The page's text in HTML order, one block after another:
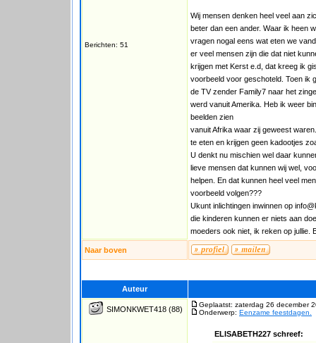
Berichten: 51
Wij mensen denken heel veel aan
beter dan een ander. Waar ik heen
vragen nogal eens wat eten we
er veel mensen zijn die dat niet
krijgen met Kerst e.d, dat kreeg ik
voorbeeld voor geschoteld. Toen ik
de TV zender Family7 naar het
werd vanuit Amerika. Heb ik weer
beelden zien
vanuit Afrika waar zij geweest
te eten en krijgen geen kadootjes
U denkt nu mischien wel daar
lieve mensen dat kunnen wij wel,
helpen. En dat kunnen heel veel
voorbeeld volgen???
Ukunt inlichtingen inwinnen op
die kinderen kunnen er niets aan
moeders ook niet, ik reken op jullie.
Naar boven
Auteur
SIMONKWET418 (88)
Geplaatst: zaterdag 26 december
Onderwerp: Eenzame feestdagen.
ELISABETH227 schreef: